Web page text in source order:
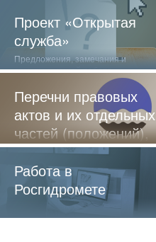
Проект «Открытая
служба»
Предложения, замечания и
отзывы о нашей работе
Перечни правовых
актов и их отдельных
частей (положений),
содержащие
обязательные
требования
Работа в
Росгидромете